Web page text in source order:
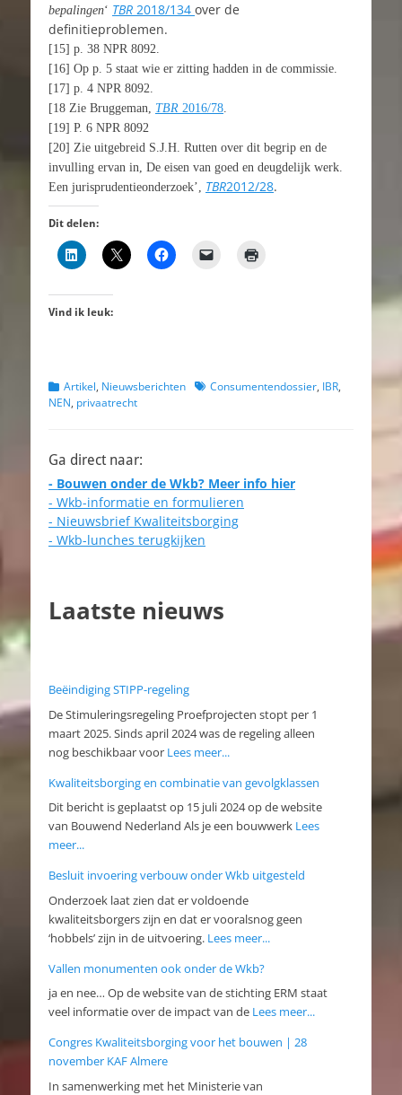
bepalingen‘ TBR 2018/134 over de
definitieproblemen.
[15] p. 38 NPR 8092.
[16] Op p. 5 staat wie er zitting hadden in de commissie.
[17] p. 4 NPR 8092.
[18 Zie Bruggeman, TBR 2016/78.
[19] P. 6 NPR 8092
[20] Zie uitgebreid S.J.H. Rutten over dit begrip en de
invulling ervan in, De eisen van goed en deugdelijk werk.
Een jurisprudentieonderzoek’, TBR2012/28.
Dit delen:
Vind ik leuk:
Categorieën
Artikel, Nieuwsberichten TagsConsumentendossier, IBR,
NEN, privaatrecht
Ga direct naar:
- Bouwen onder de Wkb? Meer info hier
- Wkb-informatie en formulieren
- Nieuwsbrief Kwaliteitsborging
- Wkb-lunches terugkijken
Laatste nieuws
Beëindiging STIPP-regeling
De Stimuleringsregeling Proefprojecten stopt per 1
maart 2025. Sinds april 2024 was de regeling alleen
nog beschikbaar voor Lees meer...
Kwaliteitsborging en combinatie van gevolgklassen
Dit bericht is geplaatst op 15 juli 2024 op de website
van Bouwend Nederland Als je een bouwwerk Lees
meer...
Besluit invoering verbouw onder Wkb uitgesteld
Onderzoek laat zien dat er voldoende
kwaliteitsborgers zijn en dat er vooralsnog geen
‘hobbels’ zijn in de uitvoering. Lees meer...
Vallen monumenten ook onder de Wkb?
ja en nee… Op de website van de stichting ERM staat
veel informatie over de impact van de Lees meer...
Congres Kwaliteitsborging voor het bouwen | 28
november KAF Almere
In samenwerking met het Ministerie van